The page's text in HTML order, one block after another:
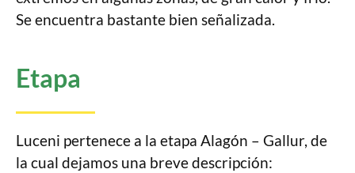
Se encuentra bastante bien señalizada.
Etapa
Luceni pertenece a la etapa Alagón – Gallur, de
la cual dejamos una breve descripción: